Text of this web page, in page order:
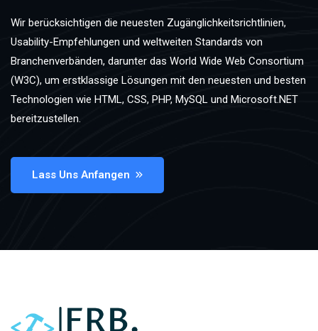
Wir berücksichtigen die neuesten Zugänglichkeitsrichtlinien,
Usability-Empfehlungen und weltweiten Standards von
Branchenverbänden, darunter das World Wide Web Consortium
(W3C), um erstklassige Lösungen mit den neuesten und besten
Technologien wie HTML, CSS, PHP, MySQL und Microsoft.NET
bereitzustellen.
Lass Uns Anfangen